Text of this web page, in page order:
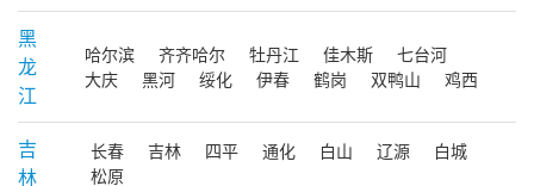
黑
龙
江
哈尔滨 齐齐哈尔 牡丹江 佳木斯
七台河
大庆
黑河 绥化 伊春 鹤岗 双鸭山 鸡西
吉
林
长春 吉林 四平 通化 白山 辽源
白城
松原